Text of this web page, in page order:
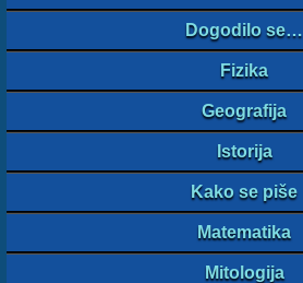
Dogodilo se…
Fizika
Geografija
Istorija
Kako se piše
Matematika
Mitologija